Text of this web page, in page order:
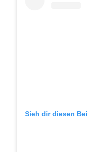
Sieh dir diesen